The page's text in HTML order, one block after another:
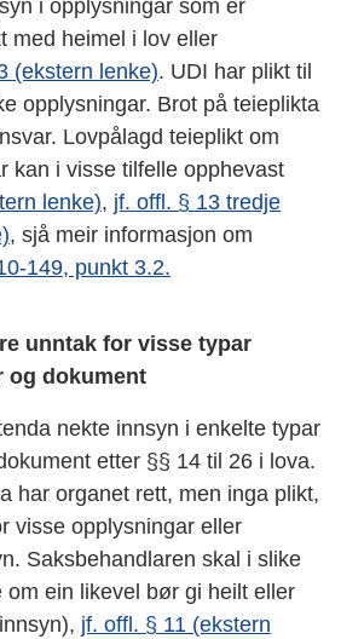
i opplysningar som er
med heimel i lov eller
(ekstern lenke). UDI har plikt til
opplysningar. Brot på teieplikta
Lovpålagd teieplikt om
kan i visse tilfelle opphevast
lenke), jf. offl . § 13 tredje
, sjå meir informasjon om
149, punkt 3.2.
unntak for visse typar
og dokument
nekte innsyn i enkelte typar
etter §§ 14 til 26 i lova.
har organet rett, men inga plikt,
visse opplysningar eller
Saksbehandlaren skal i slike
om ein likevel bør gi heilt eller
jf. offl. § 11 (ekstern